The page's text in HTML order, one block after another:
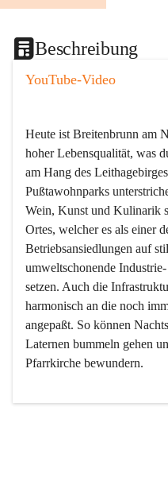
Beschreibung
YouTube-Video
Heute ist Breitenbrunn am
hoher Lebensqualität, was
am Hang des
Pußtawohnparks
Wein, Kunst und Kulinarik
Ortes, welcher es als einer
Betriebsansiedlungen auf
umweltschonende
setzen. Auch die
harmonisch an die noch
angepaßt. So können
Laternen bummeln gehen
Pfarrkirche bewundern.
Der Weinbau dominert